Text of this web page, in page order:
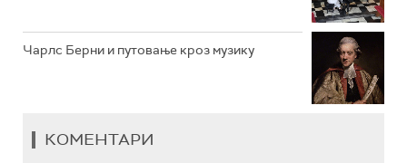
Чарлс Берни и путовање кроз музику
КОМЕНТАРИ